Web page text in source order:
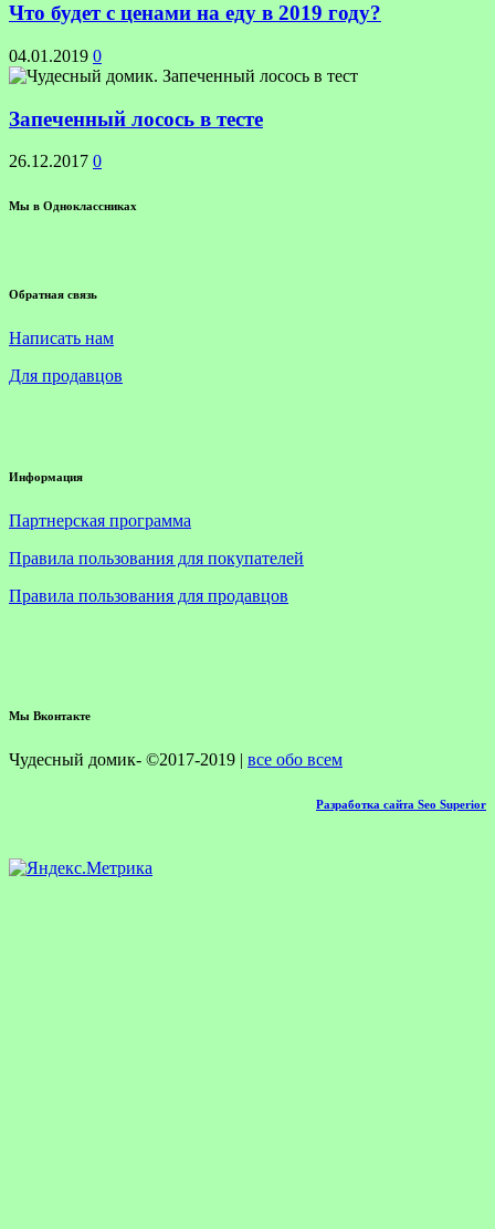
Что будет с ценами на еду в 2019 году?
04.01.2019 0
Запеченный лосось в тесте
26.12.2017 0
Мы в Одноклассниках
Обратная связь
Написать нам
Для продавцов
Информация
Партнерская программа
Правила пользования для покупателей
Правила пользования для продавцов
Мы Вконтакте
Чудесный домик- ©2017-2019 | все обо всем
Разработка сайта Seo Superior